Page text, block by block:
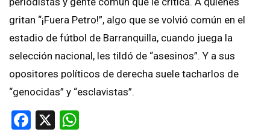
gritan “¡Fuera Petro!”, algo que se volvió común en el
estadio de fútbol de Barranquilla, cuando juega la
selección nacional, les tildó de “asesinos”. Y a sus
opositores políticos de derecha suele tacharlos de
“genocidas” y “esclavistas”.
Facebook
X